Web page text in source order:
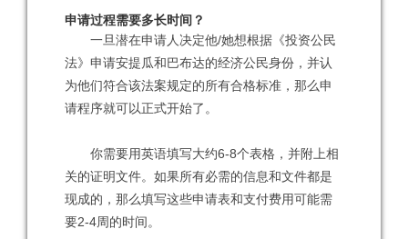
申请过程需要多长时间？
一旦潜在申请人决定他/她想根据《投资公民
法》申请安提瓜和巴布达的经济公民身份，并认
为他们符合该法案规定的所有合格标准，那么申
请程序就可以正式开始了。
你需要用英语填写大约6-8个表格，并附上相
关的证明文件。如果所有必需的信息和文件都是
现成的，那么填写这些申请表和支付费用可能需
要2-4周的时间。